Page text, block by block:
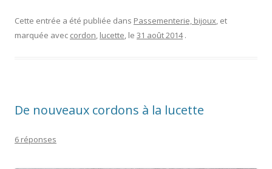
Cette entrée a été publiée dans Passementerie, bijoux, et
marquée avec cordon, lucette, le 31 août 2014 .
De nouveaux cordons à la lucette
6 réponses